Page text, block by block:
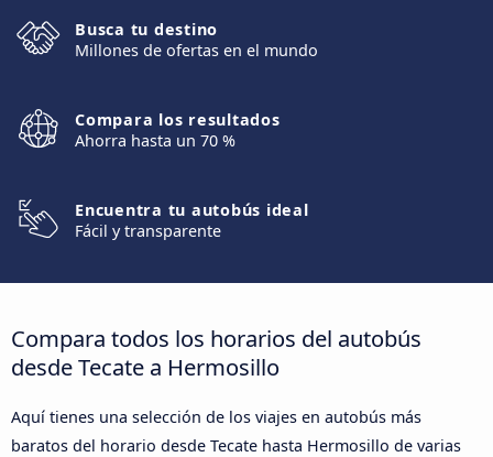
Busca tu destino
Millones de ofertas en el mundo
Compara los resultados
Ahorra hasta un 70 %
Encuentra tu autobús ideal
Fácil y transparente
Compara todos los horarios del autobús
desde Tecate a Hermosillo
Aquí tienes una selección de los viajes en autobús más
baratos del horario desde Tecate hasta Hermosillo de varias